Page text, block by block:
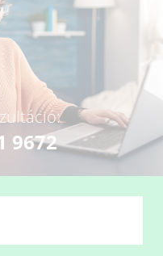
9672